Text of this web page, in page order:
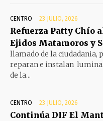
CENTRO 23 JULIO, 2026
Refuerza Patty Chío
Ejidos Matamoros y
llamado de la ciudadania,
reparan e instalan
de la...
CENTRO 23 JULIO, 2026
Continúa DIF El